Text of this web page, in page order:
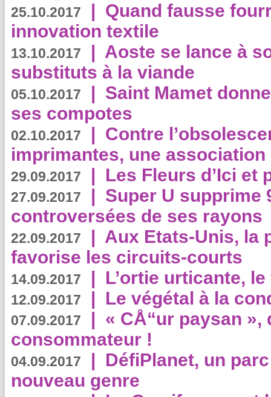
25.10.2017 | Quand fausse
innovation textile
13.10.2017 | Aoste se lance à
substituts à la viande
05.10.2017 | Saint Mamet
ses compotes
02.10.2017 | Contre
imprimantes, une
29.09.2017 | Les Fleurs d’Ici et
27.09.2017 | Super U supprime
controversées de ses rayons
22.09.2017 | Aux Etats-Unis, la
favorise les circuits-courts
14.09.2017 | L’ortie urticante,
12.09.2017 | Le végétal à la
07.09.2017 | « CÅ“ur paysan
consommateur !
04.09.2017 | DéfiPlanet, un
nouveau genre